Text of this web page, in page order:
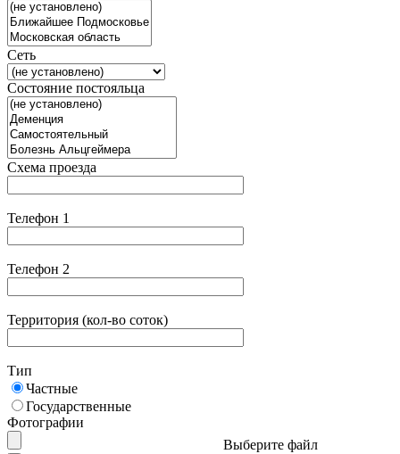
Сеть
Состояние постояльца
Схема проезда
Телефон 1
Телефон 2
Территория (кол-во соток)
Тип
Частные
Государственные
Фотографии
Выберите файл